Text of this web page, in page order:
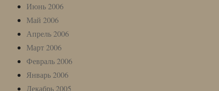
Июнь 2006
Май 2006
Апрель 2006
Март 2006
Февраль 2006
Январь 2006
Декабрь 2005